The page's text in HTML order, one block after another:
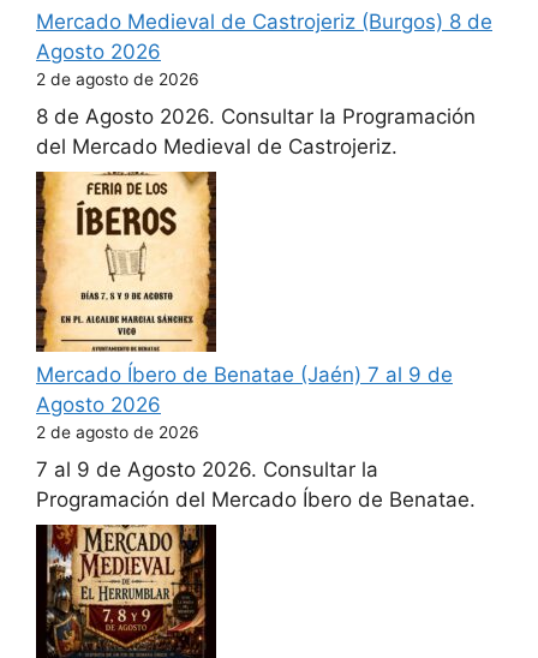
Mercado Medieval de Castrojeriz (Burgos) 8 de
Agosto 2026
2 de agosto de 2026
8 de Agosto 2026. Consultar la Programación
del Mercado Medieval de Castrojeriz.
Mercado Íbero de Benatae (Jaén) 7 al 9 de
Agosto 2026
2 de agosto de 2026
7 al 9 de Agosto 2026. Consultar la
Programación del Mercado Íbero de Benatae.